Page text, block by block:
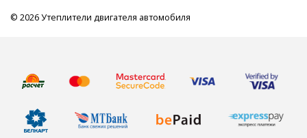
© 2026 Утеплители двигателя автомобиля